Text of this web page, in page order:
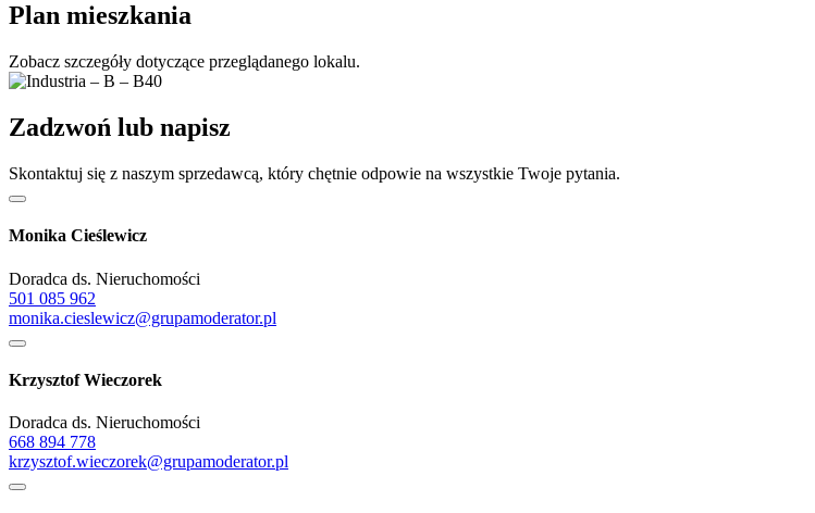
Plan mieszkania
Zobacz szczegóły dotyczące przeglądanego lokalu.
Zadzwoń lub napisz
Skontaktuj się z naszym sprzedawcą, który chętnie odpowie na wszystkie Twoje pytania.
Monika Cieślewicz
Doradca ds. Nieruchomości
501 085 962
monika.cieslewicz@grupamoderator.pl
Krzysztof Wieczorek
Doradca ds. Nieruchomości
668 894 778
krzysztof.wieczorek@grupamoderator.pl